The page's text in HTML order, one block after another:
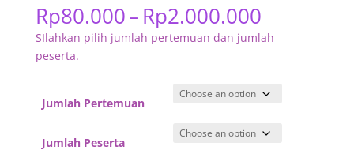
Rp80.000–Rp2.000.000Price
range:
Rp80.000
SIlahkan pilih jumlah pertemuan dan jumlah
peserta.
Jumlah Pertemuan
Jumlah Peserta